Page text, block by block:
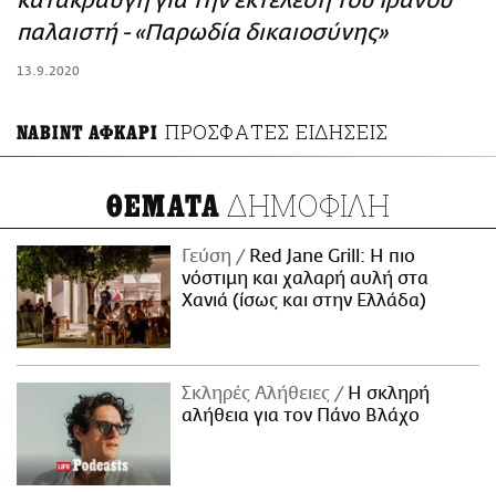
ΑΜΠΑ
παλαιστή - «Παρωδία δικαιοσύνης»
13.9.2020
ΝΑΒΙΝΤ ΑΦΚΑΡΙ ΠΡΟΣΦΑΤΕΣ ΕΙΔΗΣΕΙΣ
ΘΕΜΑΤΑ ΔΗΜΟΦΙΛΗ
Γεύση
Red Jane Grill: Η πιο
νόστιμη και χαλαρή αυλή στα
Χανιά (ίσως και στην Ελλάδα)
Σκληρές Αλήθειες
H σκληρή
αλήθεια για τον Πάνο Βλάχο